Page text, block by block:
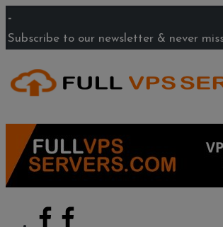
Saltar
al
-
Subscribe to our newsletter & never
Facebook